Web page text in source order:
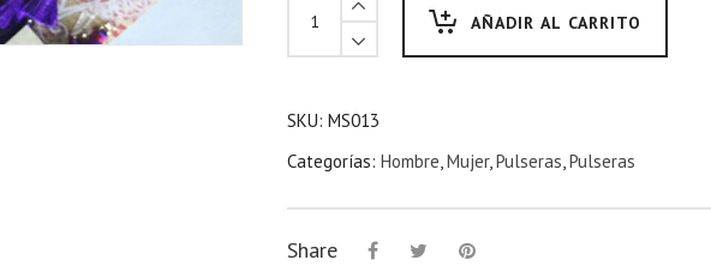
AÑADIR AL CARRITO
SKU: MS013
Categorías: Hombre Mujer, Pulseras Pulseras
Share